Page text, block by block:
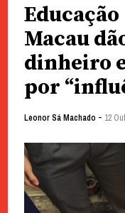
contentEducação
Macau
dinheiro
por
Leonor Sá Machado - 12